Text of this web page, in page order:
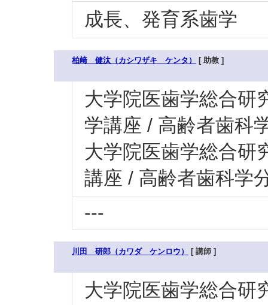
成長、発育系歯学
柏﨑 健汰（カシワザキ ケンタ） [ 助教 ]
大学院医歯学総合研
学講座 / 高齢者歯科
大学院医歯学総合研
講座 / 高齢者歯科学
---
川田 研郎（カワダ ケンロウ） [ 講師 ]
大学院医歯学総合研